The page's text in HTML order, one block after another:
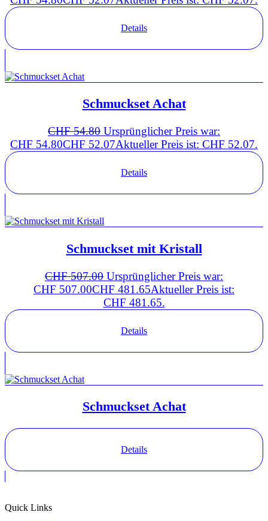
Details
Schmuckset Achat
CHF54.80 Ursprünglicher Preis war:
CHF 54.80CHF 52.07Aktueller Preis ist: CHF 52.07.
Details
Schmuckset mit Kristall
CHF507.00 Ursprünglicher Preis war:
CHF 507.00CHF 481.65Aktueller Preis ist:
CHF 481.65.
Details
Schmuckset Achat
Details
Quick Links